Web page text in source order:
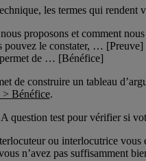
les termes qui rendent
proposons et comment
pouvez le constater, … [Preuve]
de … [Bénéfice]
de construire un tableau
> Bénéfice.
question test pour vérifier si
ou interlocutrice vous
n’avez pas suffisamment